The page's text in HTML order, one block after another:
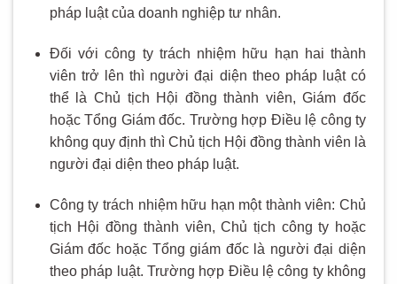
pháp luật của doanh nghiệp tư nhân.
Đối với công ty trách nhiệm hữu hạn hai thành
viên trở lên thì người đại diện theo pháp luật có
thể là Chủ tịch Hội đồng thành viên, Giám đốc
hoặc Tổng Giám đốc. Trường hợp Điều lệ công ty
không quy định thì Chủ tịch Hội đồng thành viên là
người đại diện theo pháp luật.
Công ty trách nhiệm hữu hạn một thành viên: Chủ
tịch Hội đồng thành viên, Chủ tịch công ty hoặc
Giám đốc hoặc Tổng giám đốc là người đại diện
theo pháp luật. Trường hợp Điều lệ công ty không